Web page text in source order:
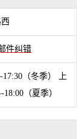
件纠错
17:30（冬季） 上
（夏季）